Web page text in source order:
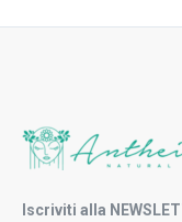
Iscriviti alla